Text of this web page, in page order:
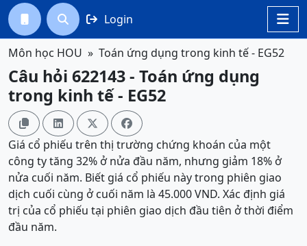

  Login
Môn học HOU Toán ứng dụng trong kinh tế - EG52
Câu hỏi 622143 - Toán ứng dụng
trong kinh tế - EG52
   
Giá cổ phiếu trên thị trường chứng khoán của một
công ty tăng 32% ở nửa đầu năm, nhưng giảm 18% ở
nửa cuối năm. Biết giá cổ phiếu này trong phiên giao
dịch cuối cùng ở cuối năm là 45.000 VND. Xác định giá
trị của cổ phiếu tại phiên giao dịch đầu tiên ở thời điểm
đầu năm.